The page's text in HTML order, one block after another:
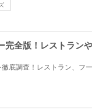
完全版！レストラン